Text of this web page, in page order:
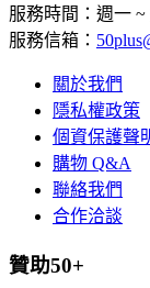
服務時間：週一 ~
服務信箱：
關於我們
隱私權政策
個資保護聲
購物 Q&A
聯絡我們
合作洽談
贊助50+